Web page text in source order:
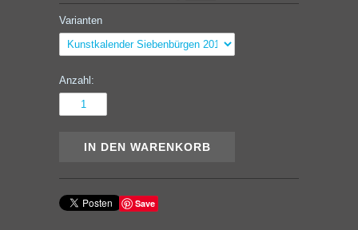
Varianten
Anzahl:
Save